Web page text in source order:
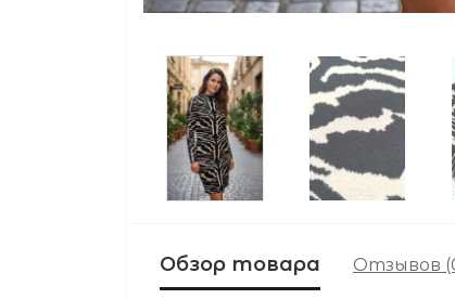
Обзор товара Отзывов